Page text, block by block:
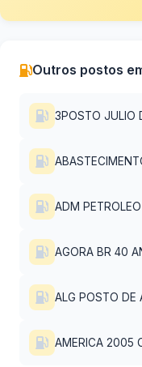
Outros postos
3POSTO JULIO
ADM
AGORA BR 40
ALG POSTO DE
AMERICA 2005